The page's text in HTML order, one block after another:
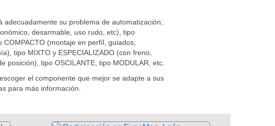
adecuadamente su problema de automatización;
desarmable, uso rudo, etc), tipo
(montaje en perfíl, guiados,
tipo MIXTO y ESPECIALIZADO (con freno,
posición), tipo OSCILANTE, tipo MODULAR, etc.
el componente que mejor se adapte a sus
para más información.